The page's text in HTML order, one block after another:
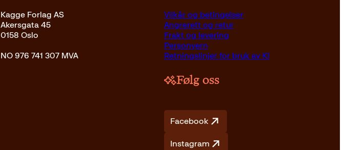
Innbundet299
Kagge Forlag AS
Akersgata 45
0158 Oslo
NO 976 741 307 MVA
Vilkår og betingelser
Angrerett og retur
Frakt og levering
Personvern
Retningslinjer for bruk av KI
Følg oss
Facebook
Instagram